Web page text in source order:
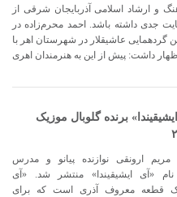
و ارشاد اسلامی آذربایجان شرقی از
جدی داشته باشد. احمد محرم‌زاده در
عاشیقلار در شهرستان اهر با
داشت: پیش از این به هنرمندان اهری
برنده گلوبال موزیک
ارونقی نوازنده پیانو و مدرس
«آی ایشیقیندا» منتشر شد. «آی
قطعه معروف آذری است که برای